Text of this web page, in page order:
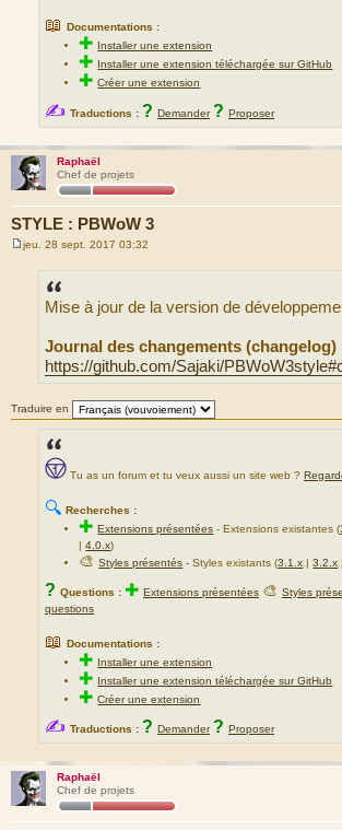
📖 Documentations :
✚ Installer une extension
✚ Installer une extension téléchargée sur GitHub
✚Créer une extension
✍ Traductions : ? Demander ? Proposer
Raphaël
Chef de projets
STYLE : PBWoW 3
M
jeu. 28 sept. 2017 03:32
Mise à jour de la version de
Journal des changements (changelog)
https://github.com/Sajaki/
Traduire en
Tu as un forum et tu veux aussi un site web ?
🔍 Recherches :
✚Extensions présentées -Extensions existantes (
|4.0.x)
🎨Styles présentés - Styles existants (3.1.x |3.2.x
? Questions : ✚ Extensions présentées 🎨 Styles
questions
📖 Documentations :
✚ Installer une extension
✚ Installer une extension téléchargée sur GitHub
✚Créer une extension
✍ Traductions : ? Demander ? Proposer
Raphaël
Chef de projets